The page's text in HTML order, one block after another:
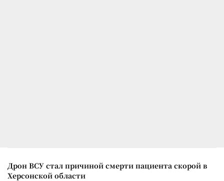
Дрон ВСУ стал причиной смерти пациента скорой в
Херсонской области